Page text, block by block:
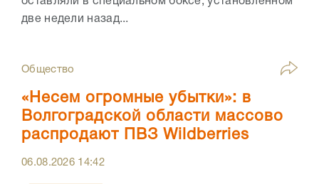
две недели назад...
Общество
«Несем огромные убытки»: в
Волгоградской области массово
распродают ПВЗ Wildberries
06.08.2026 14:42